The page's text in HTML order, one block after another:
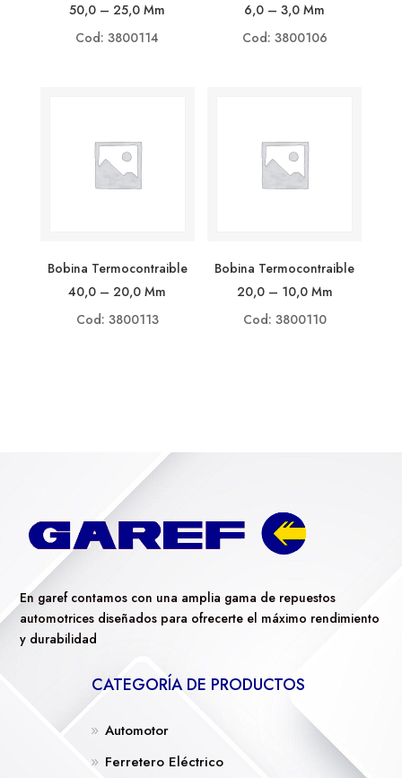
50,0 – 25,0 Mm
Cod: 3800114
6,0 – 3,0 Mm
Cod: 3800106
Bobina Termocontraible
40,0 – 20,0 Mm
Cod: 3800113
Bobina Termocontraible
20,0 – 10,0 Mm
Cod: 3800110
En garef contamos con una amplia gama de repuestos
automotrices diseñados para ofrecerte el máximo rendimiento
y durabilidad
CATEGORÍA DE PRODUCTOS
Automotor
Ferretero Eléctrico